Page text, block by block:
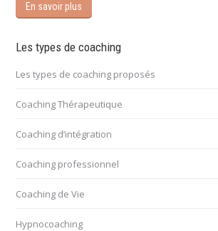
En savoir plus
Les types de coaching
Les types de coaching proposés
Coaching Thérapeutique
Coaching d’intégration
Coaching professionnel
Coaching de Vie
Hypnocoaching